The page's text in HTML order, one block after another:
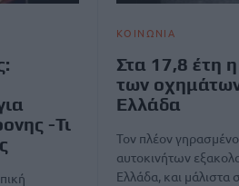
-Τι
ΚΟΙΝΩΝΙΑ
Στα 17,8 έτη
των
Ελλάδα
Τον πλέον
αυτοκινήτων
Ελλάδα, και μάλιστα